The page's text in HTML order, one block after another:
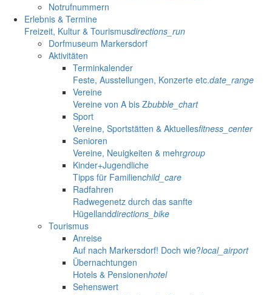
Notrufnummern
Erlebnis & Termine
Freizeit, Kultur & Tourismusdirections_run
Dorfmuseum Markersdorf
Aktivitäten
Terminkalender
Feste, Ausstellungen, Konzerte etc.date_range
Vereine
Vereine von A bis Zbubble_chart
Sport
Vereine, Sportstätten & Aktuellesfitness_center
Senioren
Vereine, Neuigkeiten & mehrgroup
Kinder+Jugendliche
Tipps für Familienchild_care
Radfahren
Radwegenetz durch das sanfte
Hügellanddirections_bike
Tourismus
Anreise
Auf nach Markersdorf! Doch wie?local_airport
Übernachtungen
Hotels & Pensionenhotel
Sehenswert